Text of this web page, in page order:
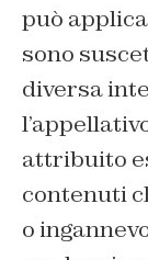
può
sono
diversa
attribuito
contenuti
o